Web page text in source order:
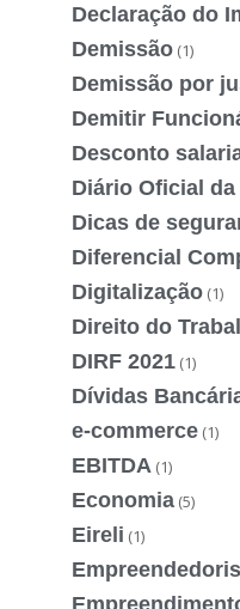
Declaração do
Demissão (1)
Demissão por
Demitir
Desconto
Diário Oficial da
Dicas de
Diferencial
Digitalização (1)
Direito do
DIRF 2021 (1)
Dívidas
e-commerce (1)
EBITDA (1)
Economia (5)
Eireli (1)